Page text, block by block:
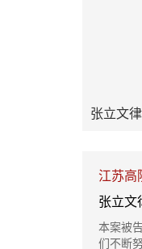
江苏
张立文
本案被
们不断